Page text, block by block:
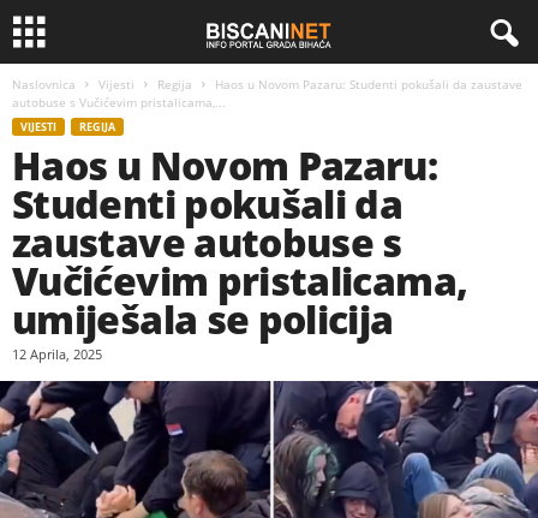
Naslovnica Vijesti Regija
Haos u Novom Pazaru: Studenti pokušali da zaustave
autobuse s Vučićevim pristalicama,...
VIJESTI REGIJA
Haos u Novom Pazaru:
Studenti pokušali da
zaustave autobuse s
Vučićevim pristalicama,
umiješala se policija
12 Aprila, 2025